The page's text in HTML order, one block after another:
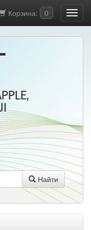
Корзина: 0
Найти